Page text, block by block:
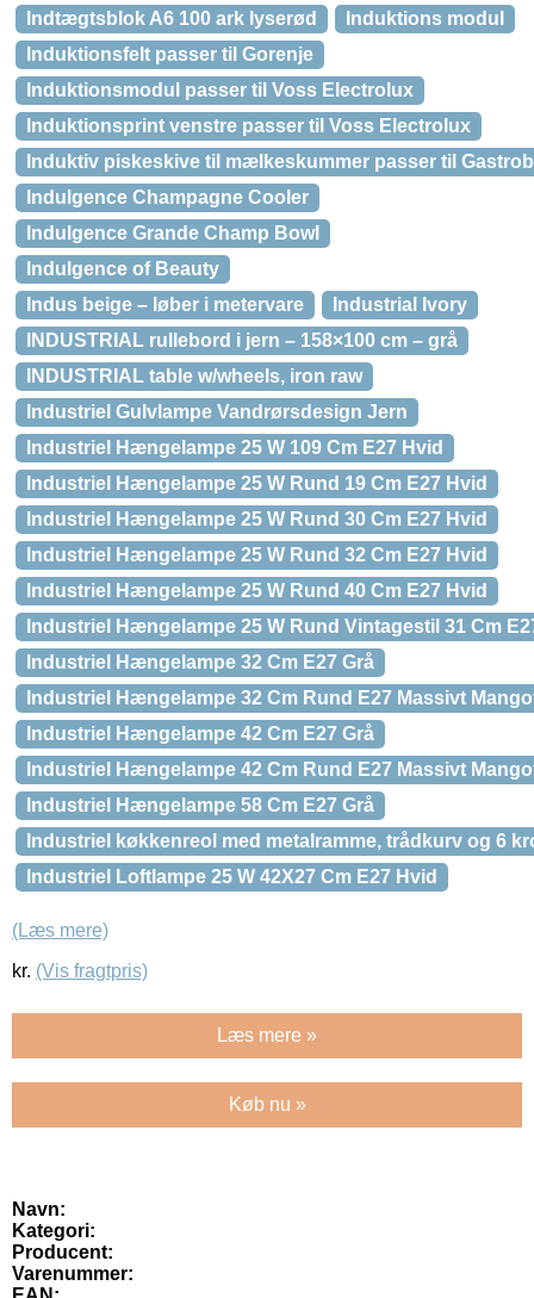
Indtægtsblok A6 100 ark lyserød
Induktions modul
Induktionsfelt passer til Gorenje
Induktionsmodul passer til Voss Electrolux
Induktionsprint venstre passer til Voss Electrolux
Induktiv piskeskive til mælkeskummer passer til
Indulgence Champagne Cooler
Indulgence Grande Champ Bowl
Indulgence of Beauty
Indus beige – løber i metervare
Industrial Ivory
INDUSTRIAL rullebord i jern – 158×100 cm – grå
INDUSTRIAL table w/wheels, iron raw
Industriel Gulvlampe Vandrørsdesign Jern
Industriel Hængelampe 25 W 109 Cm E27 Hvid
Industriel Hængelampe 25 W Rund 19 Cm E27 Hvid
Industriel Hængelampe 25 W Rund 30 Cm E27 Hvid
Industriel Hængelampe 25 W Rund 32 Cm E27 Hvid
Industriel Hængelampe 25 W Rund 40 Cm E27 Hvid
Industriel Hængelampe 25 W Rund Vintagestil 31 Cm
Industriel Hængelampe 32 Cm E27 Grå
Industriel Hængelampe 32 Cm Rund E27 Massivt
Industriel Hængelampe 42 Cm E27 Grå
Industriel Hængelampe 42 Cm Rund E27 Massivt
Industriel Hængelampe 58 Cm E27 Grå
Industriel køkkenreol med metalramme, trådkurv og 6
Industriel Loftlampe 25 W 42X27 Cm E27 Hvid
(Læs mere)
kr. (Vis fragtpris)
Læs mere »
Køb nu »
Navn:
Kategori:
Producent:
Varenummer: